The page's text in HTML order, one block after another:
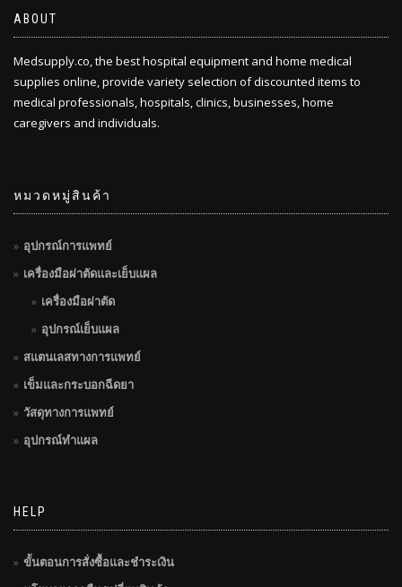
ABOUT
Medsupply.co, the best hospital equipment and home medical
supplies online, provide variety selection of discounted items to
medical professionals, hospitals, clinics, businesses, home
caregivers and individuals.
หมวดหมู่สินค้า
อุปกรณ์การแพทย์
เครื่องมือผ่าตัดและเย็บแผล
เครื่องมือผ่าตัด
อุปกรณ์เย็บแผล
สแตนเลสทางการแพทย์
เข็มและกระบอกฉีดยา
วัสดุทางการแพทย์
อุปกรณ์ทำแผล
HELP
ขั้นตอนการสั่งซื้อและชำระเงิน